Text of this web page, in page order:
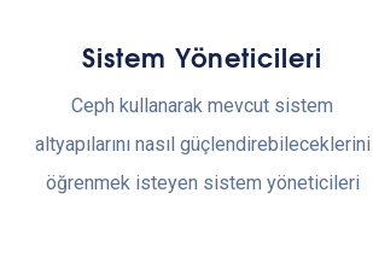
Sistem Yöneticileri
Ceph kullanarak mevcut sistem
altyapılarını nasıl güçlendirebileceklerini
öğrenmek isteyen sistem yöneticileri